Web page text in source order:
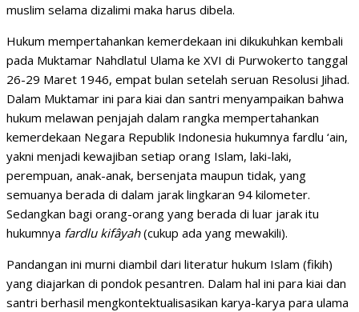
muslim selama dizalimi maka harus dibela.
Hukum mempertahankan kemerdekaan ini dikukuhkan kembali
pada Muktamar Nahdlatul Ulama ke XVI di Purwokerto tanggal
26-29 Maret 1946, empat bulan setelah seruan Resolusi Jihad.
Dalam Muktamar ini para kiai dan santri menyampaikan bahwa
hukum melawan penjajah dalam rangka mempertahankan
kemerdekaan Negara Republik Indonesia hukumnya fardlu ‘ain,
yakni menjadi kewajiban setiap orang Islam, laki-laki,
perempuan, anak-anak, bersenjata maupun tidak, yang
semuanya berada di dalam jarak lingkaran 94 kilometer.
Sedangkan bagi orang-orang yang berada di luar jarak itu
hukumnya fardlu kifâyah(cukup ada yang mewakili).
Pandangan ini murni diambil dari literatur hukum Islam (fikih)
yang diajarkan di pondok pesantren. Dalam hal ini para kiai dan
santri berhasil mengkontektualisasikan karya-karya para ulama